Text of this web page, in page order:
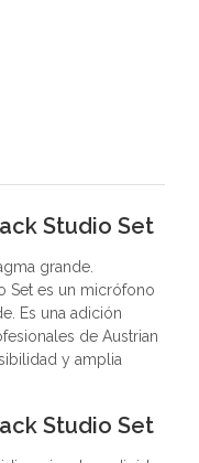
Studio Set
grande.
Set es un micrófono
Es una adición
de Austrian
y amplia
Studio Set